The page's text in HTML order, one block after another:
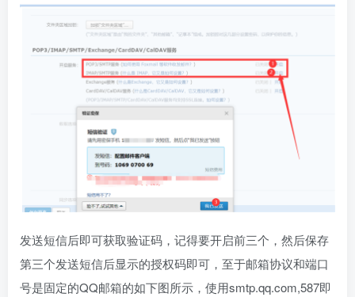
发送短信后即可获取验证码，记得要开启前三个，然后保存
第三个发送短信后显示的授权码即可，至于邮箱协议和端口
号是固定的QQ邮箱的如下图所示，使用smtp.qq.com,587即